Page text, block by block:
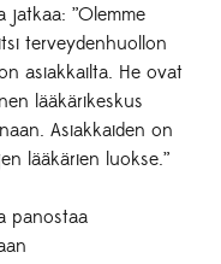
jatkaa: ”Olemme
terveydenhuollon
asiakkailta. He ovat
lääkärikeskus
Asiakkaiden on
lääkärien luokse.”
panostaa